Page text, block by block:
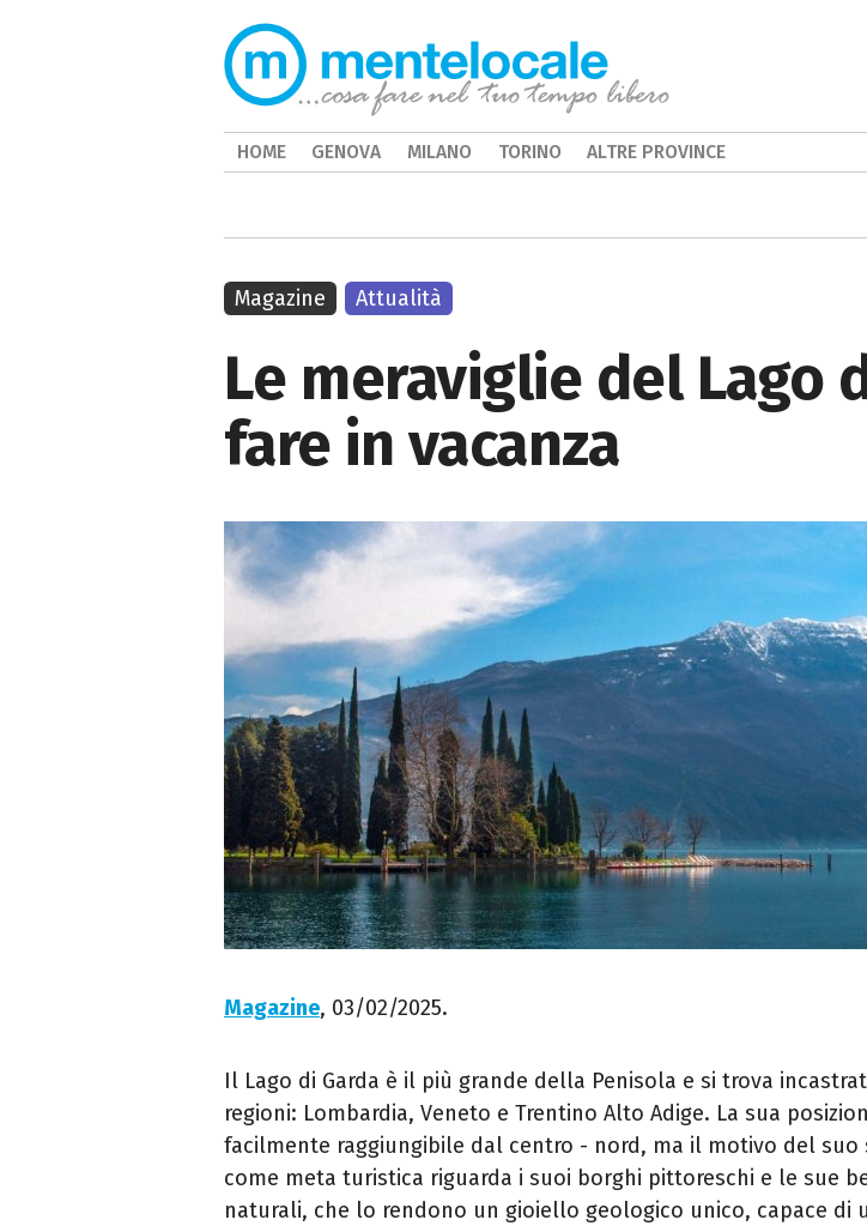
Le meraviglie del Lago
fare in vacanza
Magazine, 03/02/2025.
Il Lago di Garda è il più grande della Penisola e si trova
regioni: Lombardia, Veneto e Trentino Alto Adige. La sua
facilmente raggiungibile dal centro - nord, ma il motivo del suo
come meta turistica riguarda i suoi borghi pittoreschi e le sue
naturali, che lo rendono un gioiello geologico unico, capace di
Magazine Attualità
HOME GENOVA MILANO TORINO ALTRE PROVINCE